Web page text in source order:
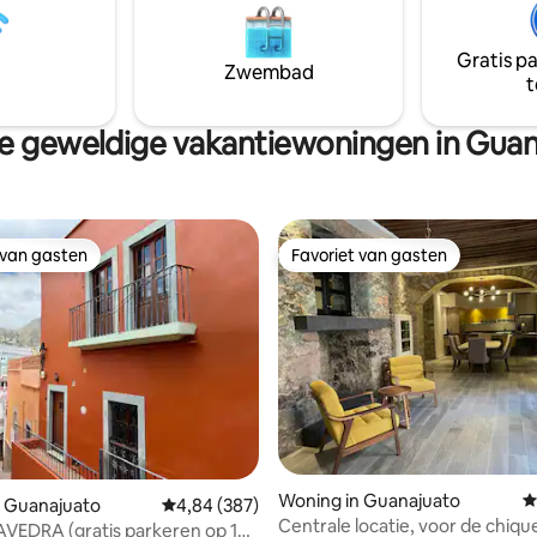
panoramisch uitzicht over de
rustig en prachtig
voor een onvergetelijke
zijn 400 meter van het
de Pipile en 12 minuten van het
historische centrum als je door
steegjes loopt.
Zwembad
Gratis
geweldige vakantiewoningen in
gasten
gasten
Gemiddelde beoordeling van 4,84 uit 5, 387
4,84 (387)
(gratis parkeren op 10
Favoriet van gasten
Favoriet van gasten
Woning in Guanajuato
Centrale locatie, voor de